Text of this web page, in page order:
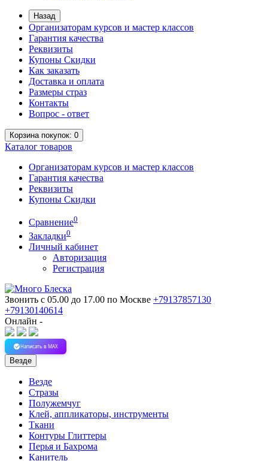
Назад
Организаторам курсов и мастер классов
Гарантия качества
Реквизиты
Купоны Скидки
Как заказать
Доставка и оплата
Размеры страз
Контакты
Вопрос - ответ
Корзинапокупок: 0
Каталог товаров
Организаторам курсов и мастер классов
Гарантия качества
Реквизиты
Купоны Скидки
Сравнение0
Закладки0
Личный кабинет
Авторизация
Регистрация
Звонить с 05.00 до 17.00 по Москве +79137857130
+79130140614
Онлайн -
Написать в MAX
Везде
Везде
Стразы
Полужемчуг
Клей, аппликаторы, инструменты
Ткани
Контуры Глиттеры
Перья и Бахрома
Канитель